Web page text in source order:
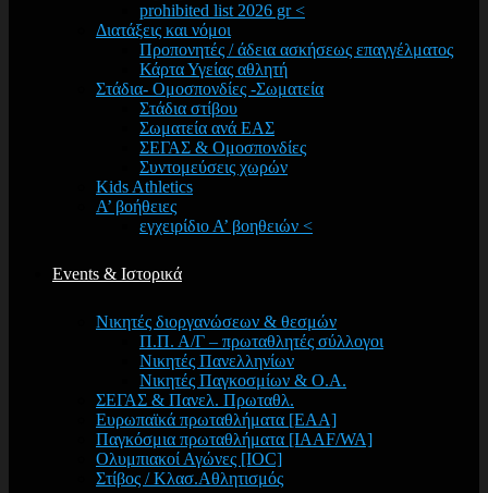
prohibited list 2026 gr <
Διατάξεις και νόμοι
Προπονητές / άδεια ασκήσεως επαγγέλματος
Κάρτα Υγείας αθλητή
Στάδια- Ομοσπονδίες -Σωματεία
Στάδια στίβου
Σωματεία ανά ΕΑΣ
ΣΕΓΑΣ & Ομοσπονδίες
Συντομεύσεις χωρών
Kids Athletics
Α’ βοήθειες
εγχειρίδιο Α’ βοηθειών <
Events & Ιστορικά
Νικητές διοργανώσεων & θεσμών
Π.Π. Α/Γ – πρωταθλητές σύλλογοι
Νικητές Πανελληνίων
Νικητές Παγκοσμίων & Ο.Α.
ΣΕΓΑΣ & Πανελ. Πρωταθλ.
Ευρωπαϊκά πρωταθλήματα [EAA]
Παγκόσμια πρωταθλήματα [IAAF/WA]
Ολυμπιακοί Αγώνες [IOC]
Στίβος / Κλασ.Αθλητισμός